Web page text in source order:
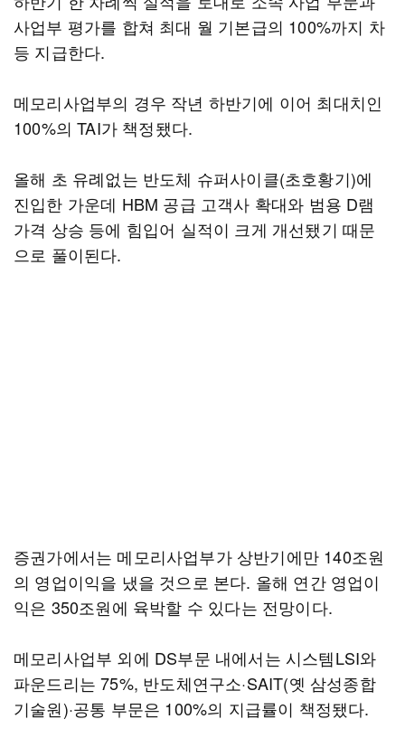
사업부 평가를 합쳐 최대 월 기본급의 100%까지 차
등 지급한다.
메모리사업부의 경우 작년 하반기에 이어 최대치인
100%의 TAI가 책정됐다.
올해 초 유례없는 반도체 슈퍼사이클(초호황기)에
진입한 가운데 HBM 공급 고객사 확대와 범용 D램
가격 상승 등에 힘입어 실적이 크게 개선됐기 때문
으로 풀이된다.
증권가에서는 메모리사업부가 상반기에만 140조원
의 영업이익을 냈을 것으로 본다. 올해 연간 영업이
익은 350조원에 육박할 수 있다는 전망이다.
메모리사업부 외에 DS부문 내에서는 시스템LSI와
파운드리는 75%, 반도체연구소·SAIT(옛 삼성종합
기술원)·공통 부문은 100%의 지급률이 책정됐다.